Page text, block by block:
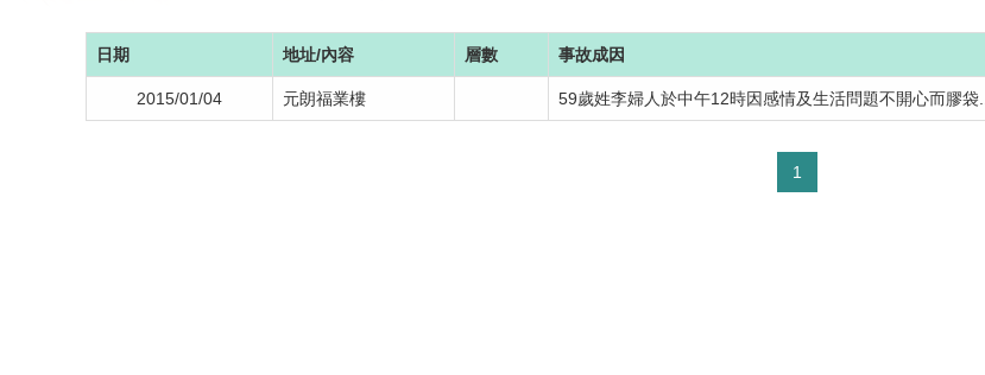
日期 地址/內容 層數 事故成因
2015/01/04 元朗福業樓 59歲姓李婦人於中午12時因感情及生活問題不開心而膠袋...
1